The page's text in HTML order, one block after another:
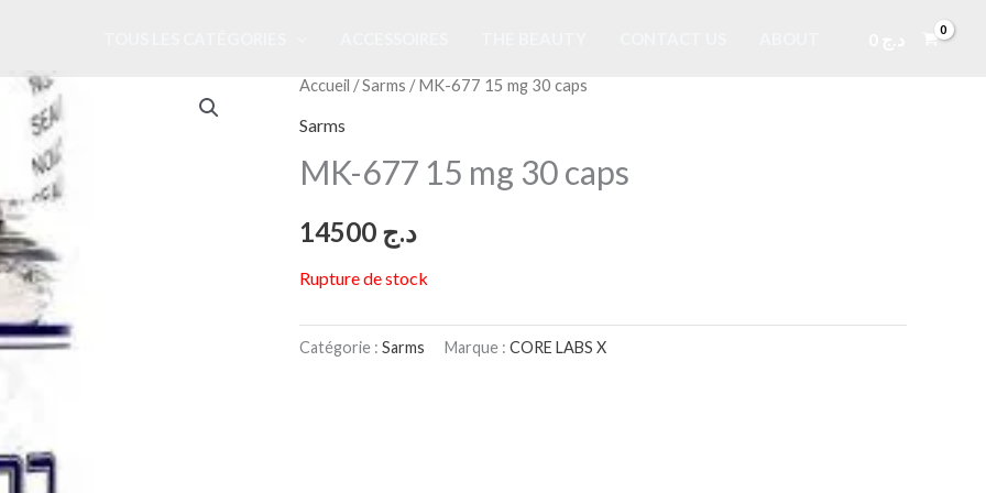
Accueil /Sarms / MK-677 15 mg 30 caps
Sarms
MK-677 15 mg 30 caps
د.ج
Rupture de stock
Catégorie : Sarms Marque : CORE LABS X